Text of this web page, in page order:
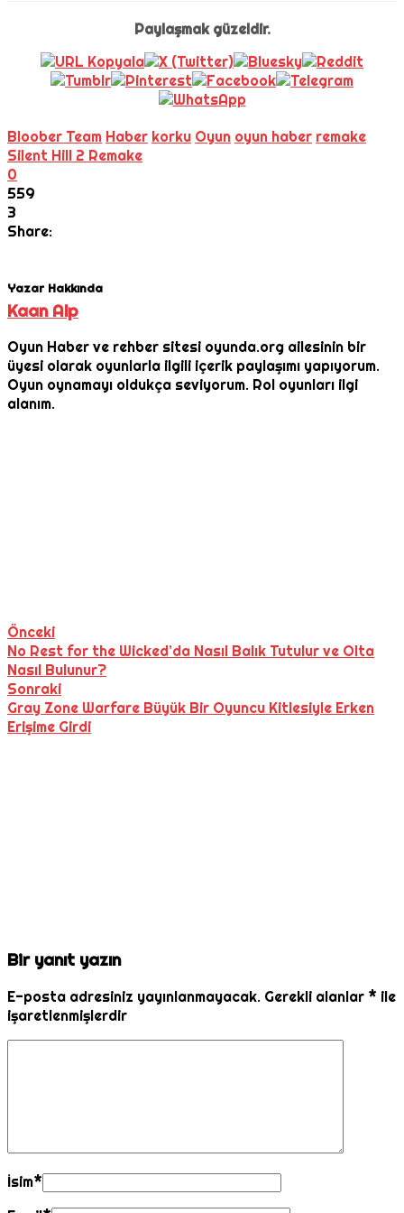
Paylaşmak güzeldir.
Bloober Team Haber korku Oyun oyun haber remake
Silent Hill 2 Remake
0
559
3
Share:
Yazar Hakkında
Kaan Alp
Oyun Haber ve rehber sitesi oyunda.org ailesinin bir
üyesi olarak oyunlarla ilgili içerik paylaşımı yapıyorum.
Oyun oynamayı oldukça seviyorum. Rol oyunları ilgi
alanım.
Önceki
No Rest for the Wicked’da Nasıl Balık Tutulur ve Olta
Nasıl Bulunur?
Sonraki
Gray Zone Warfare Büyük Bir Oyuncu Kitlesiyle Erken
Erişime Girdi
Bir yanıt yazın
E-posta adresiniz yayınlanmayacak. Gerekli alanlar * ile
işaretlenmişlerdir
İsim*